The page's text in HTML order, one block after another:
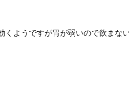
くようですが胃が弱いので飲まな